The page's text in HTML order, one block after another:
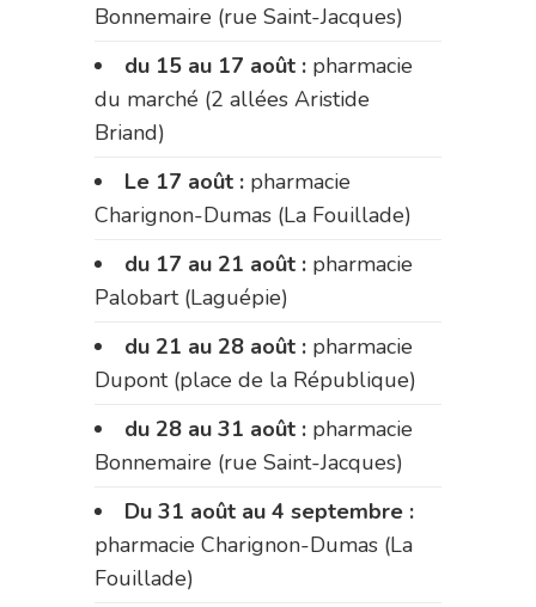
Bonnemaire (rue Saint-Jacques)
du 15 au 17 août : pharmacie
du marché (2 allées Aristide
Briand)
Le 17 août : pharmacie
Charignon-Dumas (La Fouillade)
du 17 au 21 août : pharmacie
Palobart (Laguépie)
du 21 au 28 août : pharmacie
Dupont (place de la République)
du 28 au 31 août : pharmacie
Bonnemaire (rue Saint-Jacques)
Du 31 août au 4 septembre :
pharmacie Charignon-Dumas (La
Fouillade)